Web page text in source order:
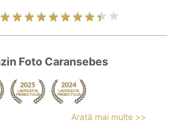
Foto Caransebes
Arată mai multe >>